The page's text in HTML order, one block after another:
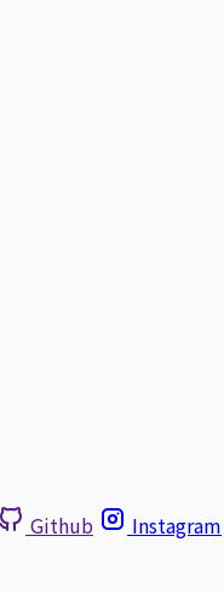
Github Instagram